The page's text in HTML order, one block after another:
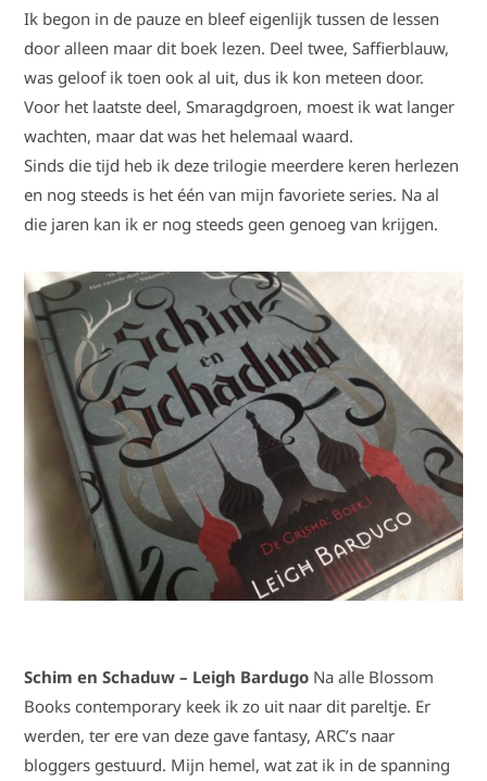
Ik begon in de pauze en bleef eigenlijk tussen de lessen
door alleen maar dit boek lezen. Deel twee, Saffierblauw,
was geloof ik toen ook al uit, dus ik kon meteen door.
Voor het laatste deel, Smaragdgroen, moest ik wat langer
wachten, maar dat was het helemaal waard.
Sinds die tijd heb ik deze trilogie meerdere keren herlezen
en nog steeds is het één van mijn favoriete series. Na al
die jaren kan ik er nog steeds geen genoeg van krijgen.
Schim en Schaduw – Leigh Bardugo Na alle Blossom
Books contemporary keek ik zo uit naar dit pareltje. Er
werden, ter ere van deze gave fantasy, ARC’s naar
bloggers gestuurd. Mijn hemel, wat zat ik in de spanning